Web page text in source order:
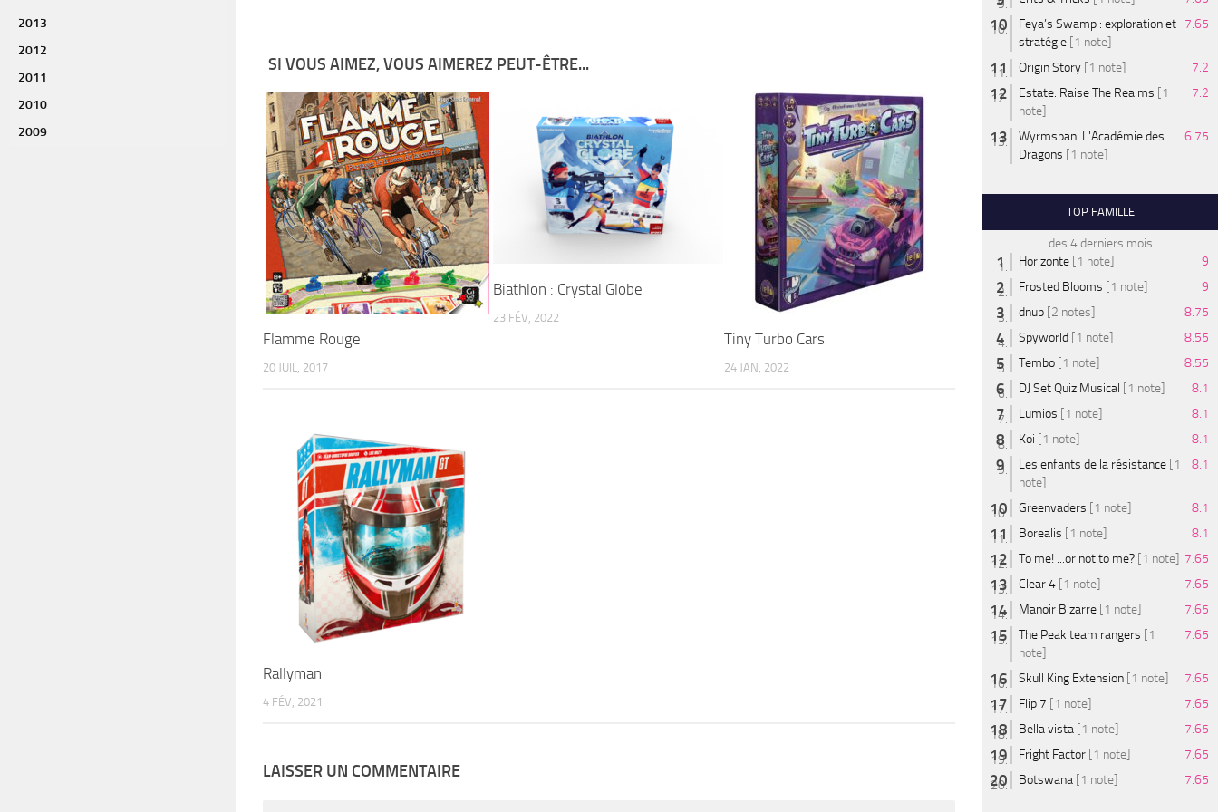
SI VOUS AIMEZ, VOUS AIMEREZ PEUT-ÊTRE...
Flamme Rouge
20 JUIL, 2017
Biathlon : Crystal Globe
23 FÉV, 2022
Tiny Turbo Cars
24 JAN, 2022
Rallyman
4 FÉV, 2021
LAISSER UN COMMENTAIRE
2013
2012
2011
2010
2009
Feya’s Swamp : exploration et
stratégie [1 note]
7.65
Origin Story [1 note]
7.2
Estate: Raise The Realms [1
note]
7.2
Wyrmspan: L'Académie des
Dragons [1 note]
6.75
TOP FAMILLE
des 4 derniers mois
Horizonte [1 note]
9
Frosted Blooms [1 note]
9
dnup [2 notes]
8.75
Spyworld [1 note]
8.55
Tembo [1 note]
8.55
DJ Set Quiz Musical [1 note]
8.1
Lumios [1 note]
8.1
Koi [1 note]
8.1
Les enfants de la résistance [1
note]
8.1
Greenvaders [1 note]
8.1
Borealis [1 note]
8.1
To me! ...or not to me? [1 note]
7.65
Clear 4 [1 note]
7.65
Manoir Bizarre [1 note]
7.65
The Peak team rangers [1
note]
7.65
Skull King Extension [1 note]
7.65
Flip 7 [1 note]
7.65
Bella vista [1 note]
7.65
Fright Factor [1 note]
7.65
Botswana [1 note] 7.65